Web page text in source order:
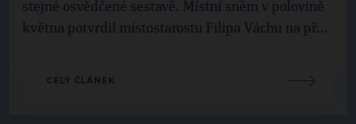
stejné osvědčené sestavě. Místní sněm v polovině
května potvrdil místostarostu Filipa Váchu na př...
CELÝ ČLÁNEK